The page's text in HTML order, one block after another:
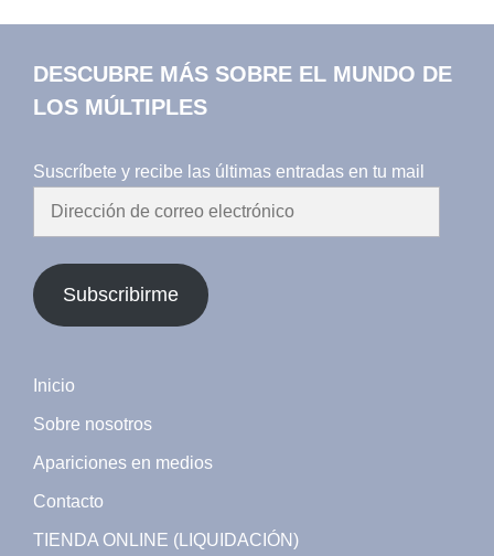
DESCUBRE MÁS SOBRE EL MUNDO DE
LOS MÚLTIPLES
Suscríbete y recibe las últimas entradas en tu mail
Dirección
correo
electrónico
Subscribirme
Inicio
Sobre nosotros
Apariciones en medios
Contacto
TIENDA ONLINE (LIQUIDACIÓN)